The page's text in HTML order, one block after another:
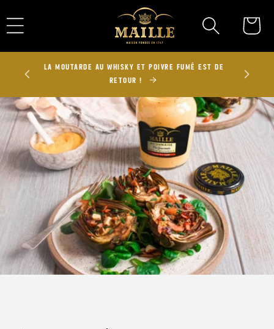
Panier
LA MOUTARDE AU WHISKY ET POIVRE FUMÉ EST DE
RETOUR !